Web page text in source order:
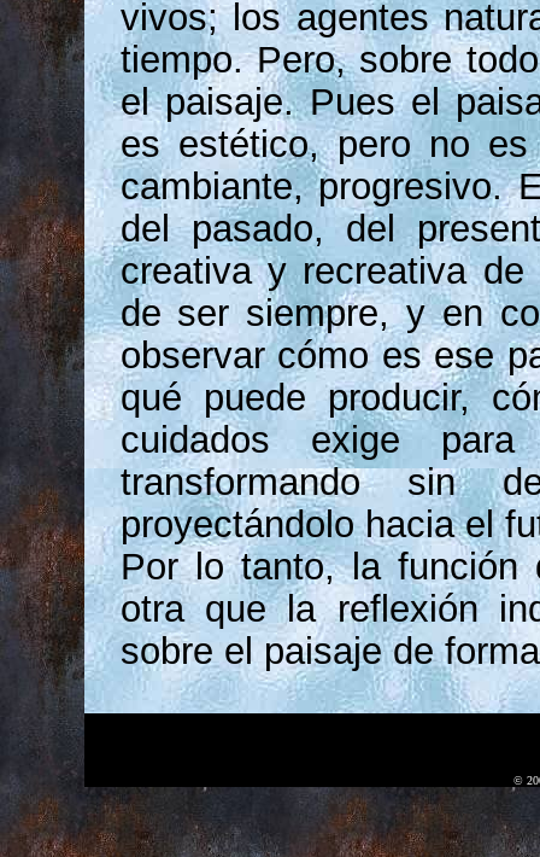
vivos; los agentes
tiempo. Pero, sobre
el paisaje. Pues el
es estético, pero no
cambiante, progresivo.
del pasado, del
creativa y recreativa
de ser siempre, y en
observar cómo es ese
qué puede producir,
cuidados exige
transformando sin
proyectándolo hacia el
Por lo tanto, la función
otra que la reflexión
sobre el paisaje de
©